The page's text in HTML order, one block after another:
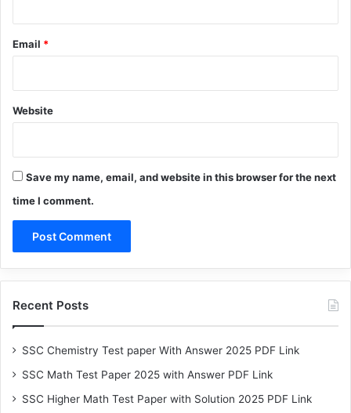
Email *
Website
Save my name, email, and website in this browser for the next
time I comment.
Recent Posts
SSC Chemistry Test paper With Answer 2025 PDF Link
SSC Math Test Paper 2025 with Answer PDF Link
SSC Higher Math Test Paper with Solution 2025 PDF Link